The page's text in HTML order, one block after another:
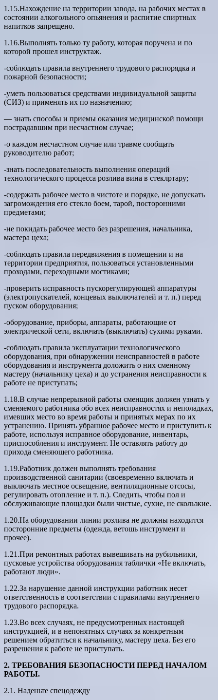
1.15.Нахождение на территории завода, на рабочих местах в
состоянии алкогольного опьянения и распитие спиртных
напитков запрещено.
1.16.Выполнять только ту работу, которая поручена и по
которой прошел инструктаж.
-соблюдать правила внутреннего трудового распорядка и
пожарной безопасности;
-уметь пользоваться средствами индивидуальной защиты
(СИЗ) и применять их по назначению;
— знать способы и приемы оказания медицинской помощи
пострадавшим при несчастном случае;
-о каждом несчастном случае или травме сообщать
руководителю работ;
-знать последовательность выполнения операций
технологического процесса розлива вина в стеклртару;
-содержать рабочее место в чистоте и порядке, не допускать
загромождения его стекло боем, тарой, посторонними
предметами;
-не покидать рабочее место без разрешения, начальника,
мастера цеха;
-соблюдать правила передвижения в помещении и на
территории предприятия, пользоваться установленными
проходами, переходными мостиками;
-проверить исправность пускорегулирующей аппаратуры
(электропускателей, концевых выключателей и т. п.) перед
пуском оборудования;
-оборудование, приборы, аппараты, работающие от
электрической сети, включать (выключать) сухими руками.
-соблюдать правила эксплуатации технологического
оборудования, при обнаружении неисправностей в работе
оборудования и инструмента доложить о них сменному
мастеру (начальнику цеха) и до устранения неисправности к
работе не приступать;
1.18.В случае непрерывной работы сменщик должен узнать у
сменяемого работника обо всех неисправностях и неполадках,
имевших место во время работы и принятых мерах по их
устранению. Принять убранное рабочее место и приступить к
работе, используя исправное оборудование, инвентарь,
приспособления и инструмент. Не оставлять работу до
прихода сменяющего работника.
1.19.Работник должен выполнять требования
производственной санитарии (своевременно включать и
выключать местное освещение, вентиляционные отсосы,
регулировать отопление и т. п.). Следить, чтобы пол и
обслуживающие площадки были чистые, сухие, не скользкие.
1.20.На оборудовании линии розлива не должны находится
посторонние предметы (одежда, ветошь инструмент и
прочее).
1.21.При ремонтных работах вывешивать на рубильники,
пусковые устройства оборудования таблички «Не включать,
работают люди».
1.22.За нарушение данной инструкции работник несет
ответственность в соответствии с правилами внутреннего
трудового распорядка.
1.23.Во всех случаях, не предусмотренных настоящей
инструкцией, и в непонятных случаях за конкретным
решением обратиться к начальнику, мастеру цеха. Без его
разрешения к работе не приступать.
2. ТРЕБОВАНИЯ БЕЗОПАСНОСТИ ПЕРЕД НАЧАЛОМ
РАБОТЫ.
2.1. Наденьте спецодежду